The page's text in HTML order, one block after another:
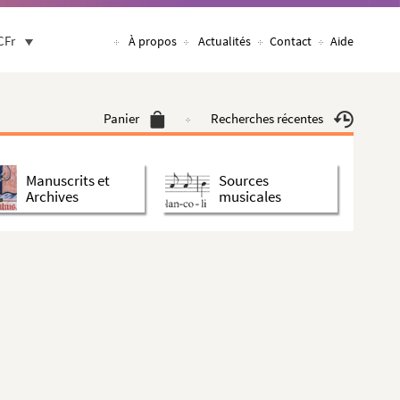
À propos Actualités Contact Aide
Panier Recherches récentes
Manuscrits et
Archives
Sources
musicales